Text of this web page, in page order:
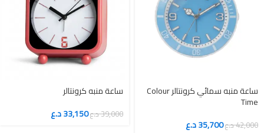
ساعة منبه سمائي كرونتالر Colour
Time
42,000د.ع35,700د.ع
ساعة منبه كرونتالر
39,000د.ع33,150د.ع